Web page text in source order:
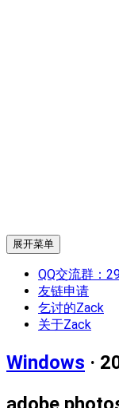
展开菜单
QQ交流群：
友链申请
乞讨的Zack
关于Zack
Windows ·